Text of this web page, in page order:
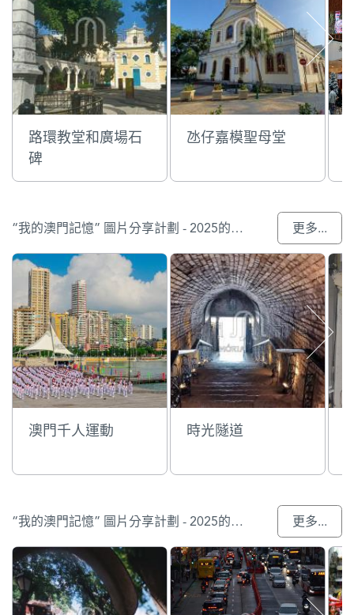
路環教堂和廣場石
碑
氹仔嘉模聖母堂
“我的澳門記憶” 圖片分享計劃 - 2025的入選作品 更多...
澳門千人運動 時光隧道
“我的澳門記憶” 圖片分享計劃 - 2025的參與作品 更多...